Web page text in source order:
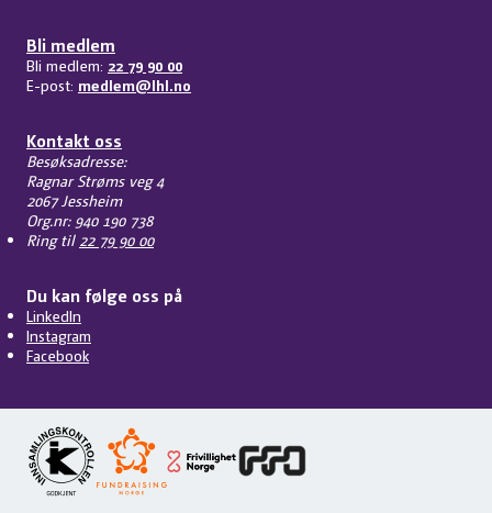
Bli medlem
Bli medlem: 22 79 90 00
E-post: medlem@lhl.no
Kontakt oss
Besøksadresse:
Ragnar Strøms veg 4
2067 Jessheim
Org.nr: 940 190 738
Ring til 22 79 90 00
Du kan følge oss på
LinkedIn
Instagram
Facebook